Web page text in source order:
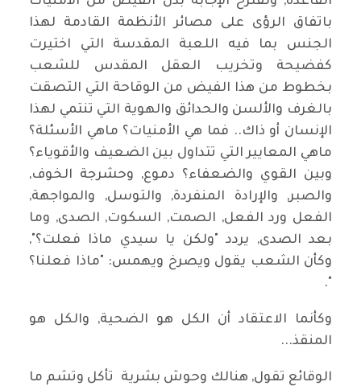
باتفاق الرؤى على مصائر الأنظمة القادمة لهذا
الجنس بما فيه اللعبة المقدسة التي اختيرت
كفضيحة وتخريب العقل المقدس للشعب
بخطوط من هذا الفيض من الوقاحة التي التصقت
بالغرف والألسن والحدائق والهوية التي تنتمي لهذا
الإنسان أو ذاك.. فما هي الأمنيات؟ ماهي الأسئلة؟
ماهي المعايير التي تتداول بين الضعيف والأقوياء؟
وبين القوي والضعفاء؟ دموع, وحشرجة الخوف,
والصبر, والإرادة المنفردة, والتوسل, والمواجهة,
الفعل ورد الفعل, الصمت, السكوت, الصدى, وما
بعد الصدى, يردد "ولكن يا سيدي ماذا فعلت؟",
وكأن الشعب يقول ويصرخ ويهمس: "ماذا فعلنا؟
".
وكأنما الاعتقاد أن الكل هو الضحية, والكل هو
المنقذ...
الوقائع تقول, هنالك وحوش بشرية تأكل وتشم ما